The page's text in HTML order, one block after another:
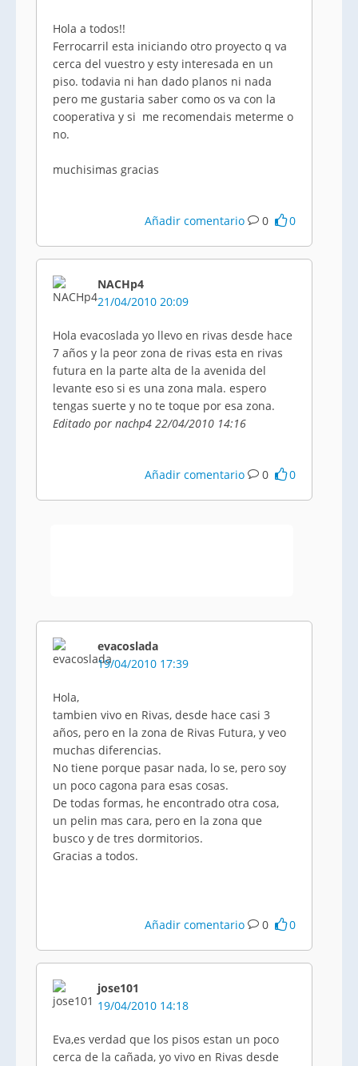
Hola a todos!!
Ferrocarril esta iniciando otro proyecto q va
cerca del vuestro y esty interesada en un
piso. todavia ni han dado planos ni nada
pero me gustaria saber como os va con la
cooperativa y si me recomendais meterme o
no.
muchisimas gracias
Añadir comentario 0 0
NACHp4
21/04/2010 20:09
Hola evacoslada yo llevo en rivas desde hace
7 años y la peor zona de rivas esta en rivas
futura en la parte alta de la avenida del
levante eso si es una zona mala. espero
tengas suerte y no te toque por esa zona.
Editado por nachp4 22/04/2010 14:16
Añadir comentario 0 0
evacoslada
19/04/2010 17:39
Hola,
tambien vivo en Rivas, desde hace casi 3
años, pero en la zona de Rivas Futura, y veo
muchas diferencias.
No tiene porque pasar nada, lo se, pero soy
un poco cagona para esas cosas.
De todas formas, he encontrado otra cosa,
un pelin mas cara, pero en la zona que
busco y de tres dormitorios.
Gracias a todos.
Añadir comentario 0 0
jose101
19/04/2010 14:18
Eva,es verdad que los pisos estan un poco
cerca de la cañada, yo vivo en Rivas desde